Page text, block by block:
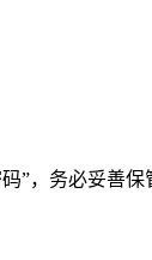
”，务必妥善